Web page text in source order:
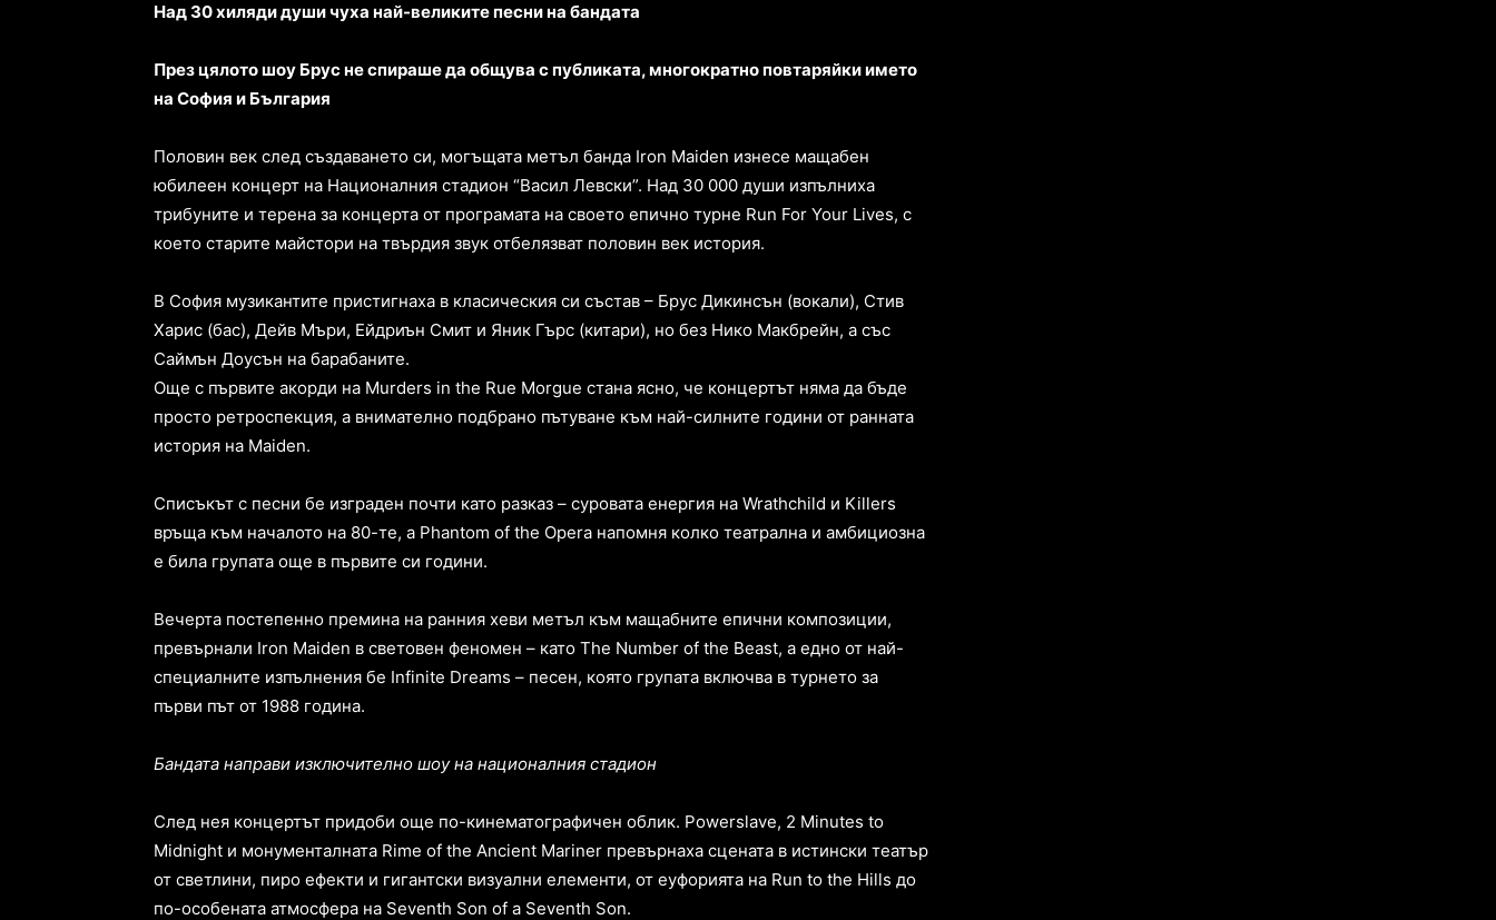
Над 30 хиляди души чуха най-великите песни на бандата
През цялото шоу Брус не спираше да общува с публиката, многократно повтаряйки името
на София и България
Половин век след създаването си, могъщата метъл банда Iron Maiden изнесе мащабен
юбилеен концерт на Националния стадион “Васил Левски”. Над 30 000 души изпълниха
трибуните и терена за концерта от програмата на своето епично турне Run For Your Lives, с
което старите майстори на твърдия звук отбелязват половин век история.
В София музикантите пристигнаха в класическия си състав – Брус Дикинсън (вокали), Стив
Харис (бас), Дейв Мъри, Ейдриън Смит и Яник Гърс (китари), но без Нико Макбрейн, а със
Саймън Доусън на барабаните.
Още с първите акорди на Murders in the Rue Morgue стана ясно, че концертът няма да бъде
просто ретроспекция, а внимателно подбрано пътуване към най-силните години от ранната
история на Maiden.
Списъкът с песни бе изграден почти като разказ – суровата енергия на Wrathchild и Killers
връща към началото на 80-те, а Phantom of the Opera напомня колко театрална и амбициозна
е била групата още в първите си години.
Вечерта постепенно премина на ранния хеви метъл към мащабните епични композиции,
превърнали Iron Maiden в световен феномен – като The Number of the Beast, а едно от най-
специалните изпълнения бе Infinite Dreams – песен, която групата включва в турнето за
първи път от 1988 година.
Бандата направи изключително шоу на националния стадион
След нея концертът придоби още по-кинематографичен облик. Powerslave, 2 Minutes to
Midnight и монументалната Rime of the Ancient Mariner превърнаха сцената в истински театър
от светлини, пиро ефекти и гигантски визуални елементи, от еуфорията на Run to the Hills до
по-особената атмосфера на Seventh Son of a Seventh Son.